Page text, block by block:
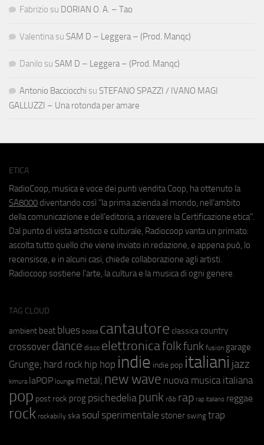
Fabrizio su DORIAN O. A. – Tao
Valentina su SAM D – Leggera – (Prod. Manqc)
Danilo su SAM D – Leggera – (Prod. Manqc)
Antonio Bacciocchi su STEFANO SPAZZI / IVANO MAGI
GALLUZZI – Una rotonda per amare
ETICA
RadioCoop, musica e voce dei punti vendita Coop, ha ottenuto la
SA8000 diventando così "la prima azienda al mondo, nell'ambito
della comunicazione e dell'editoria, a ricevere la Certificazione etica".
Dal punto di vista artistico e culturale, Radiocoop vanta un primato:
ascolta tutto quello che viene inviato in redazione, e appena può, lo
recensisce, e in alcuni casi, chiede collaborazione agli artisti.
Radiocoop sostiene l'arte, la cultura e la musica di ogni genere.
TAG CLOUD
ambient beat blues bossa cantautore classica country
crossover dance disco elettronicafolkfunk fusion garage
Grunge; hard rock hip hop indie indie pop italiani jazz
kimura laPOP lounge metal; new wave nuova musica italiana
pop post rock prog psichedeliapunk r&b rap rap italiano reggae
rock rockabilly ska soul sperimentale stoner swing trap